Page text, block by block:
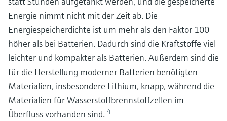
Energie nimmt nicht mit der Zeit ab. Die
Energiespeicherdichte ist um mehr als den Faktor 100
höher als bei Batterien. Dadurch sind die Kraftstoffe viel
leichter und kompakter als Batterien. Außerdem sind die
für die Herstellung moderner Batterien benötigten
Materialien, insbesondere Lithium, knapp, während die
Materialien für Wasserstoffbrennstoffzellen im
Überfluss vorhanden sind. 4